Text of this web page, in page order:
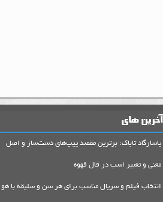
آخرین های
پاسارگاد تاباک: برترین مقصد پیپ‌های دست‌ساز و اصل
معنی و تعبیر اسب در فال قهوه
انتخاب فیلم و سریال مناسب برای هر سن و سلیقه با هو